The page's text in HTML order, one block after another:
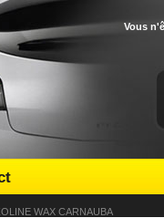
Vous
WAX CARNAUBA